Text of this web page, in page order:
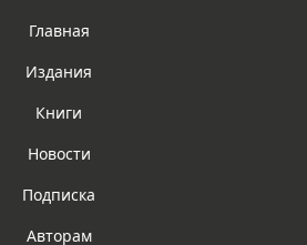
Главная
Издания
Книги
Новости
Подписка
Авторам